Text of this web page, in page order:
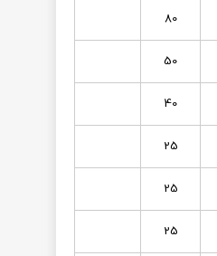
80
50
40
25
25
25